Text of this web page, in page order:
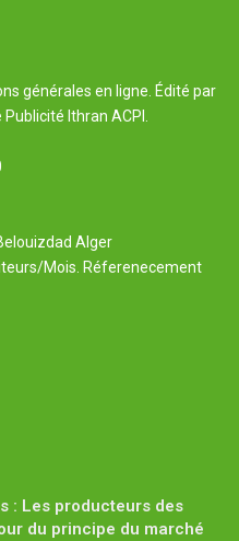
générales en ligne. Édité par
Ithran ACPI.
Alger
Mois. Réferenecement
: Les producteurs des
du principe du marché